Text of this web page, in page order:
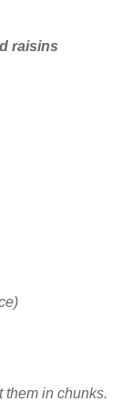
raisins
)
them in chunks.